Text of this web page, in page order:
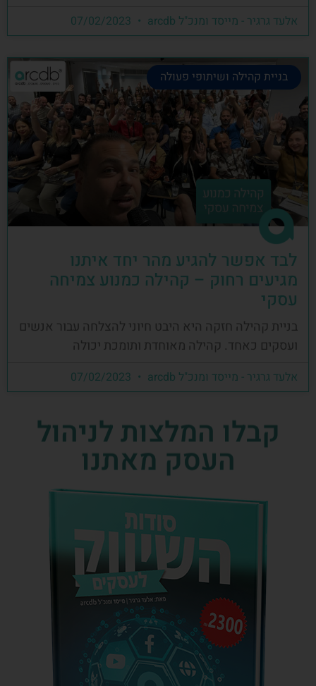
אלעד גרגיר - מייסד ומנכ"ל arcdb
בניית קהילה ושיתופי פעולה
לבד אפשר להגיע מהר יחד איתנו
מגיעים רחוק – קהילה כמנוע צמיחה
עסקי
בניית קהילה חזקה היא היבט חיוני להצלחה עבור אנשים
ועסקים כאחד. קהילה מאוחדת ותומכת יכולה
אלעד גרגיר - מייסד ומנכ"ל arcdb
קבלו המלצות לניהול
העסק מאתנו